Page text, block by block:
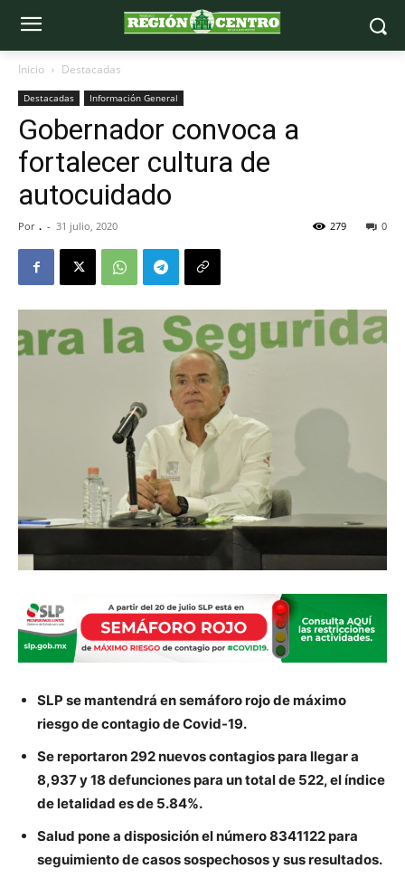
Inicio Destacadas
Destacadas Información General
Gobernador convoca a
fortalecer cultura de
autocuidado
Por . - 31 julio, 2020 0
279
SLP se mantendrá en semáforo rojo de máximo
riesgo de contagio de Covid-19.
Se reportaron 292 nuevos contagios para llegar a
8,937 y 18 defunciones para un total de 522, el índice
de letalidad es de 5.84%.
Salud pone a disposición el número 8341122 para
seguimiento de casos sospechosos y sus resultados.